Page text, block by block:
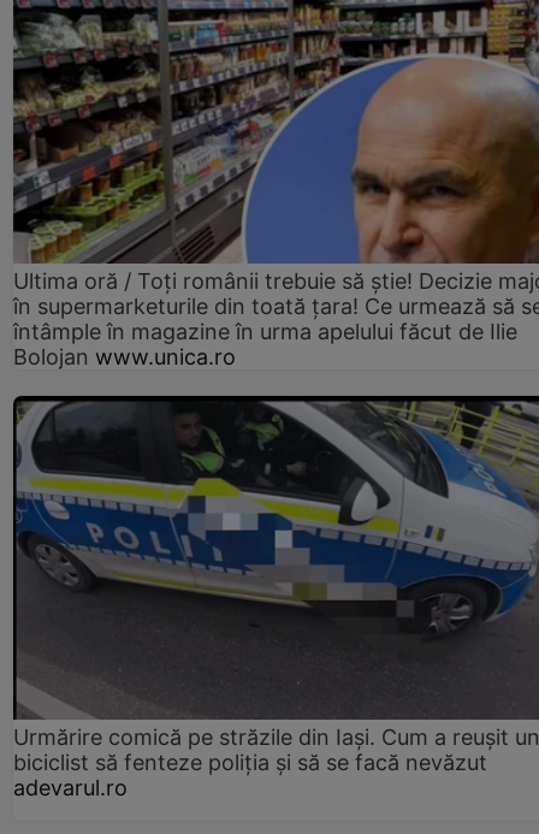
Ultima oră / Toți românii trebuie să știe! Decizie
în supermarketurile din toată țara! Ce urmează să
întâmple în magazine în urma apelului făcut de Ilie
Bolojan www.unica.ro
Urmărire comică pe străzile din Iași. Cum a reușit un
biciclist să fenteze poliția și să se facă nevăzut
adevarul.ro